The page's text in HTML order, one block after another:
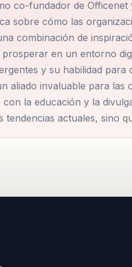
sobre el futuro
con numerosos
y la Tecnología' por la
honores subrayan su
tecnológico y
co-fundador de
sobre cómo las
combinación de
en un entorno
y su habilidad
aliado invaluable para las
la educación y la
tendencias actuales, sino